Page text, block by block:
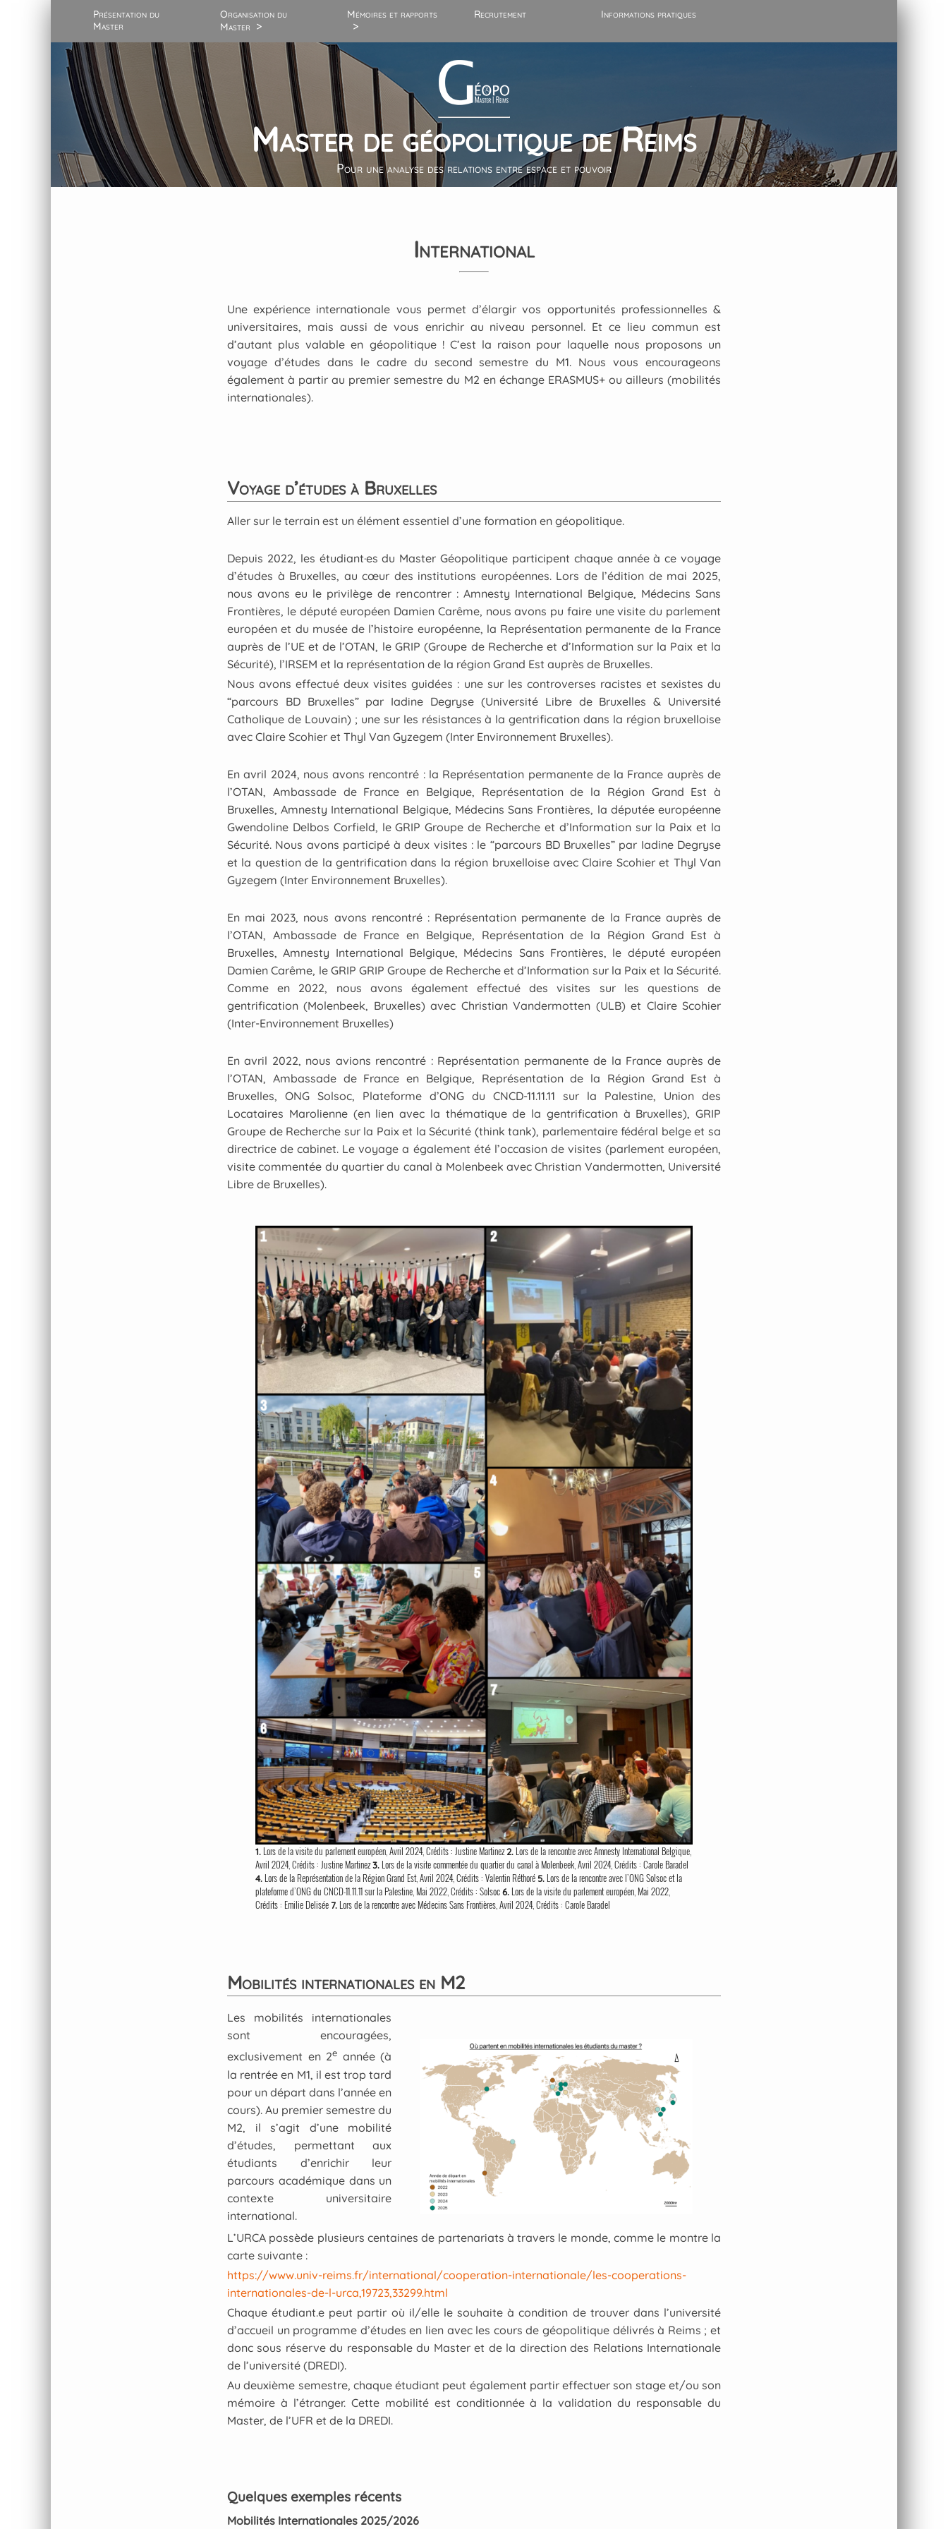
Présentation du
Master
Organisation du
Master
Les cours
L’équipe pédagogique
Dipl. univers. URCA –
NEOMA
International
Mémoires et rapports
Les mémoires de
recherche
Les stages et rapports
Les publications en
ligne
Recrutement Informations pratiques
Master de géopolitique de Reims
Pour une analyse des relations entre espace et pouvoir
International
Une expérience internationale vous permet d’élargir vos opportunités professionnelles &
universitaires, mais aussi de vous enrichir au niveau personnel. Et ce lieu commun est
d’autant plus valable en géopolitique ! C’est la raison pour laquelle nous proposons un
voyage d’études dans le cadre du second semestre du M1. Nous vous encourageons
également à partir au premier semestre du M2 en échange ERASMUS+ ou ailleurs (mobilités
internationales).
Voyage d’études à Bruxelles
Aller sur le terrain est un élément essentiel d’une formation en géopolitique.
Depuis 2022, les étudiant·es du Master Géopolitique participent chaque année à ce voyage
d’études à Bruxelles, au cœur des institutions européennes. Lors de l’édition de mai 2025,
nous avons eu le privilège de rencontrer : Amnesty International Belgique, Médecins Sans
Frontières, le député européen Damien Carême, nous avons pu faire une visite du parlement
européen et du musée de l’histoire européenne, la Représentation permanente de la France
auprès de l’UE et de l’OTAN, le GRIP (Groupe de Recherche et d’Information sur la Paix et la
Sécurité), l’IRSEM et la représentation de la région Grand Est auprès de Bruxelles.
Nous avons effectué deux visites guidées : une sur les controverses racistes et sexistes du
“parcours BD Bruxelles” par Iadine Degryse (Université Libre de Bruxelles & Université
Catholique de Louvain) ; une sur les résistances à la gentrification dans la région bruxelloise
avec Claire Scohier et Thyl Van Gyzegem (Inter Environnement Bruxelles).
En avril 2024, nous avons rencontré : la Représentation permanente de la France auprès de
l’OTAN, Ambassade de France en Belgique, Représentation de la Région Grand Est à
Bruxelles, Amnesty International Belgique, Médecins Sans Frontières, la députée européenne
Gwendoline Delbos Corfield, le GRIP Groupe de Recherche et d’Information sur la Paix et la
Sécurité. Nous avons participé à deux visites : le “parcours BD Bruxelles” par Iadine Degryse
et la question de la gentrification dans la région bruxelloise avec Claire Scohier et Thyl Van
Gyzegem (Inter Environnement Bruxelles).
En mai 2023, nous avons rencontré : Représentation permanente de la France auprès de
l’OTAN, Ambassade de France en Belgique, Représentation de la Région Grand Est à
Bruxelles, Amnesty International Belgique, Médecins Sans Frontières, le député européen
Damien Carême, le GRIP GRIP Groupe de Recherche et d’Information sur la Paix et la Sécurité.
Comme en 2022, nous avons également effectué des visites sur les questions de
gentrification (Molenbeek, Bruxelles) avec Christian Vandermotten (ULB) et Claire Scohier
(Inter-Environnement Bruxelles)
En avril 2022, nous avions rencontré : Représentation permanente de la France auprès de
l’OTAN, Ambassade de France en Belgique, Représentation de la Région Grand Est à
Bruxelles, ONG Solsoc, Plateforme d’ONG du CNCD-11.11.11 sur la Palestine, Union des
Locataires Marolienne (en lien avec la thématique de la gentrification à Bruxelles), GRIP
Groupe de Recherche sur la Paix et la Sécurité (think tank), parlementaire fédéral belge et sa
directrice de cabinet. Le voyage a également été l’occasion de visites (parlement européen,
visite commentée du quartier du canal à Molenbeek avec Christian Vandermotten, Université
Libre de Bruxelles).
1. Lors de la visite du parlement européen, Avril 2024, Crédits : Justine Martinez2. Lors de la rencontre avec Amnesty International Belgique,
Avril 2024, Crédits : Justine Martinez3. Lors de la visite commentée du quartier du canal à Molenbeek, Avril 2024, Crédits : Carole Baradel
4. Lors de la Représentation de la Région Grand Est, Avril 2024, Crédits : Valentin Réthoré 5. Lors de la rencontre avec l’ONG Solsoc et la
plateforme d’ONG du CNCD-11.11.11 sur la Palestine, Mai 2022, Crédits : Solsoc6. Lors de la visite du parlement européen, Mai 2022,
Crédits : Emilie Delisée7. Lors de la rencontre avec Médecins Sans Frontières, Avril 2024, Crédits : Carole Baradel
Mobilités internationales en M2
Les mobilités internationales
sont encouragées,
exclusivement en 2e année (à
la rentrée en M1, il est trop tard
pour un départ dans l’année en
cours). Au premier semestre du
M2, il s’agit d’une mobilité
d’études, permettant aux
étudiants d’enrichir leur
parcours académique dans un
contexte universitaire
international.
L’URCA possède plusieurs centaines de partenariats à travers le monde, comme le montre la
carte suivante :
https://www.univ-reims.fr/international/cooperation-internationale/les-cooperations-
internationales-de-l-urca,19723,33299.html
Chaque étudiant.e peut partir où il/elle le souhaite à condition de trouver dans l’université
d’accueil un programme d’études en lien avec les cours de géopolitique délivrés à Reims ; et
donc sous réserve du responsable du Master et de la direction des Relations Internationale
de l’université (DREDI).
Au deuxième semestre, chaque étudiant peut également partir effectuer son stage et/ou son
mémoire à l’étranger. Cette mobilité est conditionnée à la validation du responsable du
Master, de l’UFR et de la DREDI.
Quelques exemples récents
Mobilités Internationales 2025/2026